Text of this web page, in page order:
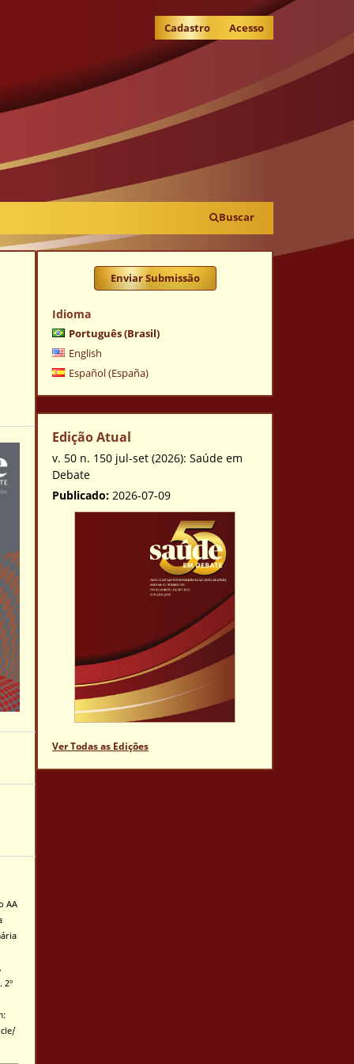
Cadastro Acesso
Buscar
AA
2º
Enviar Submissão
Idioma
Português (Brasil)
English
Español (España)
Edição Atual
v. 50 n. 150 jul-set (2026): Saúde em
Debate
Publicado: 2026-07-09
Ver Todas as Edições